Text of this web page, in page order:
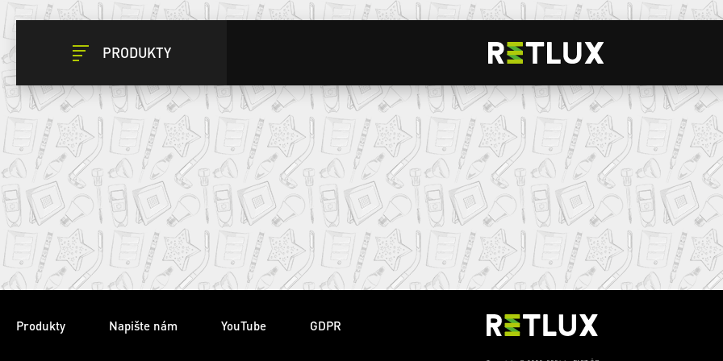
PRODUKTY
Produkty Napište nám YouTube GDPR